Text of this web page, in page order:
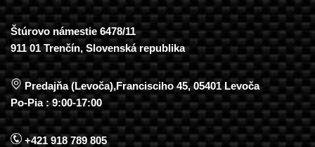
Štúrovo námestie 6478/11
911 01 Trenčín, Slovenská republika
Predajňa (Levoča),Francisciho 45, 05401 Levoča
Po-Pia : 9:00-17:00
+421 918 789 805